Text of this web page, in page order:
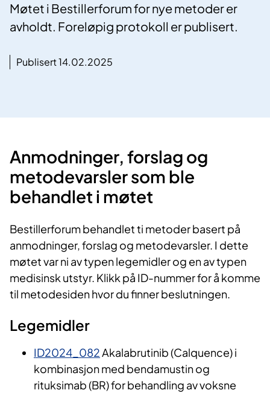
Møtet i Bestillerforum for nye metoder er
avholdt. Foreløpig protokoll er publisert.
Publisert 14.02.2025
Anmodninger, forslag og
metodevars​​​ler ​som ble
behandlet i møtet
Bestillerforum behandlet ti metoder basert på
anmodninger, forslag og metodevarsler. I dette
møtet var ni av typen legemidler og en av typen
medisinsk utstyr. Klikk på ID-nummer for å komme
til metodesiden hvor du finner beslutningen.
Legemidler
ID2024_082Akalabrutinib (Calquence) i
kombinasjon med bendamustin og
rituksimab (BR) for behandling av voksne